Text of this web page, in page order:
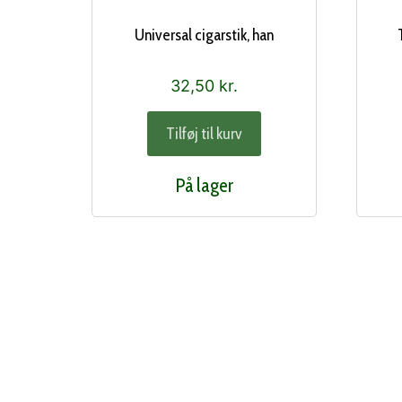
Universal cigarstik, han
32,50 kr.
Tilføj til kurv
På lager